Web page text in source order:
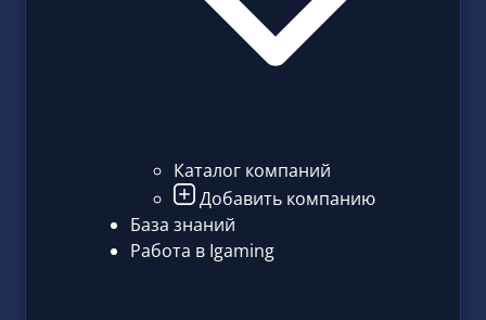
Каталог компаний
Добавить компанию
База знаний
Работа в Igaming